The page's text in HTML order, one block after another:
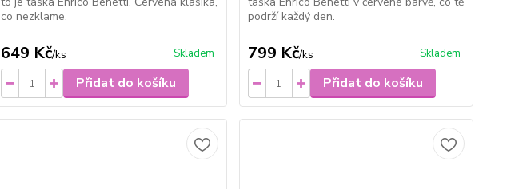
co nezklame.
649 Kč/ks Skladem
Přidat do košíku
podrží každý den.
799 Kč/ks Skladem
Přidat do košíku